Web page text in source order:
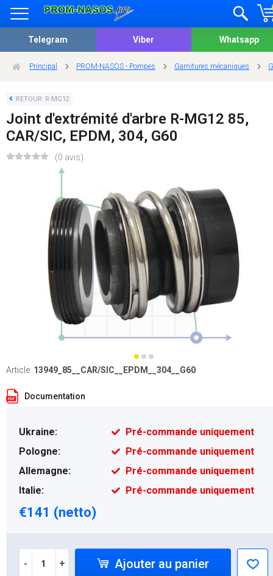
Telegram Viber Whatsapp
Principal PROM-NASOS - Pompes Garnitures mécaniques
RETOUR: R-MG12
Joint d'extrémité d'arbre R-MG12 85,
CAR/SIC, EPDM, 304, G60
(0 avis)
Article: 13949_85__CAR/SIC__EPDM__304__G60
Documentation
Ukraine:
Pré-commande uniquement
Pologne:
Pré-commande uniquement
Allemagne:
Pré-commande uniquement
Italie:
Pré-commande uniquement
€141 (netto)
- + Ajouter au panier